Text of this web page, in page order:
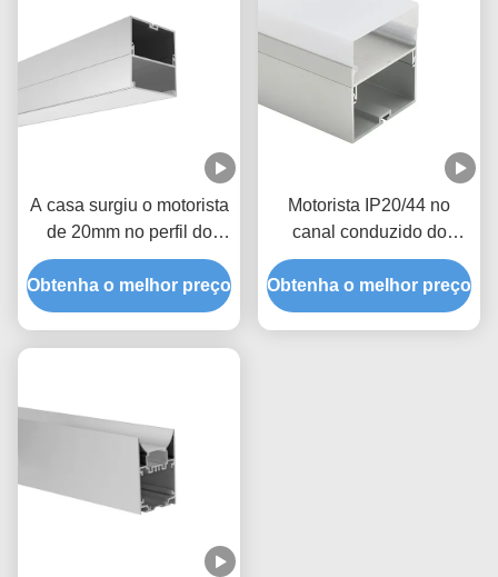
A casa surgiu o motorista
de 20mm no perfil do
alumínio do diodo
emissor de luz
Obtenha o melhor preço
Motorista IP20/44 no
canal conduzido do
alumínio da luz de tira
Obtenha o melhor preço